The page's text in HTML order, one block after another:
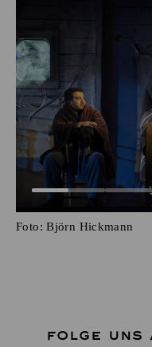
Foto: Björn Hickmann
FOLGE UNS